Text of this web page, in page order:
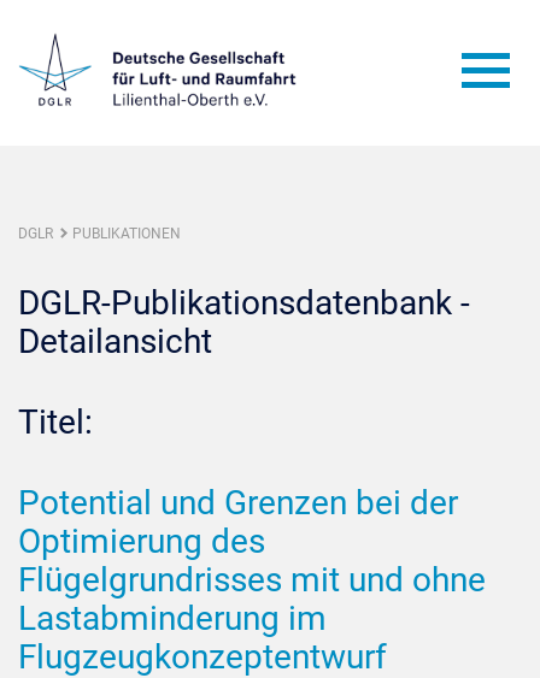
DGLR PUBLIKATIONEN
DGLR-Publikationsdatenbank -
Detailansicht
Titel:
Potential und Grenzen bei der
Optimierung des
Flügelgrundrisses mit und ohne
Lastabminderung im
Flugzeugkonzeptentwurf